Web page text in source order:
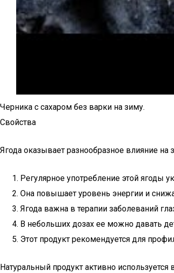
Черника с сахаром без варки на зиму.
Свойства
Ягода оказывает разнообразное влияние на
Регулярное употребление этой ягоды
Она повышает уровень энергии и
Ягода важна в терапии заболеваний
В небольших дозах ее можно давать
Этот продукт рекомендуется для
Натуральный продукт активно